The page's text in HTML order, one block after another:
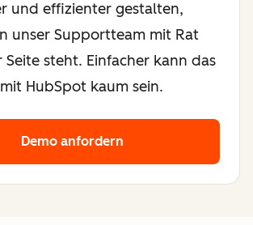
und effizienter gestalten,
unser Supportteam mit Rat
Seite steht. Einfacher kann das
HubSpot kaum sein.
Demo anfordern